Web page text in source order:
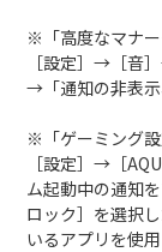
※「高度なマナ
［設定］→［音
→「通知の非表
※「ゲーミング
［設定］→［
ム起動中の通知
ロック］を選択
いるアプリを使